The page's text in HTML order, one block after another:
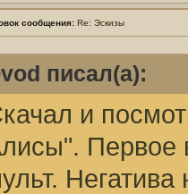
сообщения: Re: Эскизы
писал(а):
и
Первое